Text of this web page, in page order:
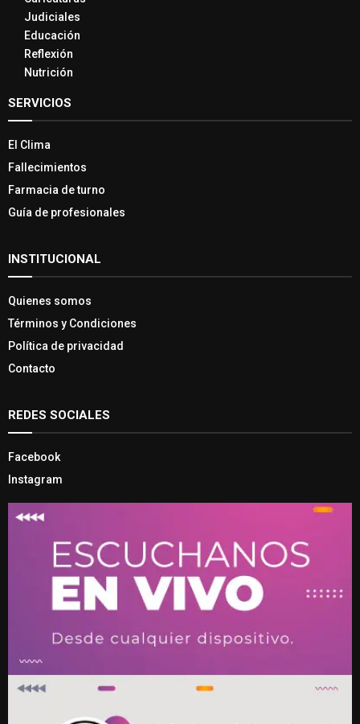
Judiciales
Educación
Reflexión
Nutrición
SERVICIOS
El Clima
Fallecimientos
Farmacia de turno
Guía de profesionales
INSTITUCIONAL
Quienes somos
Términos y Condiciones
Política de privacidad
Contacto
REDES SOCIALES
Facebook
Instagram